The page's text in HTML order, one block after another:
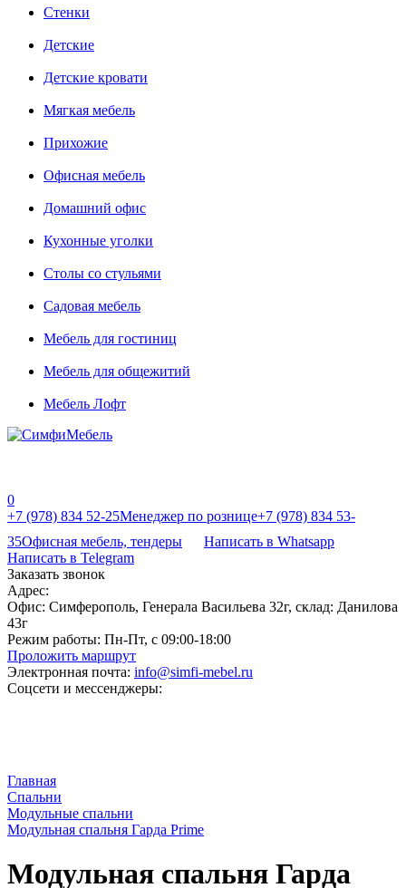
Стенки
Детские
Детские кровати
Мягкая мебель
Прихожие
Офисная мебель
Домашний офис
Кухонные уголки
Столы со стульями
Садовая мебель
Мебель для гостиниц
Мебель для общежитий
Мебель Лофт
0
+7 (978) 834 52-25Менеджер по рознице+7 (978) 834 53-
35Офисная мебель, тендеры
Написать в Whatsapp
Написать в Telegram
Заказать звонок
Адрес:
Офис: Симферополь, Генерала Васильева 32г, склад: Данилова
43г
Режим работы: Пн-Пт, с 09:00-18:00
Проложить маршрут
Электронная почта: info@simfi-mebel.ru
Соцсети и мессенджеры:
Главная
Cпальни
Модульные спальни
Модульная спальня Гарда Prime
Модульная спальня Гарда